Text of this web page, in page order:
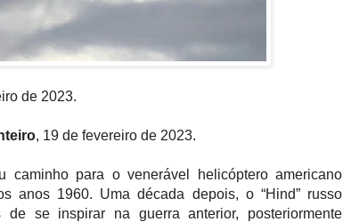
de 2023.
, 19 de fevereiro de 2023.
caminho para o venerável helicóptero americano
anos 1960. Uma década depois, o “Hind” russo
de se inspirar na guerra anterior, posteriormente